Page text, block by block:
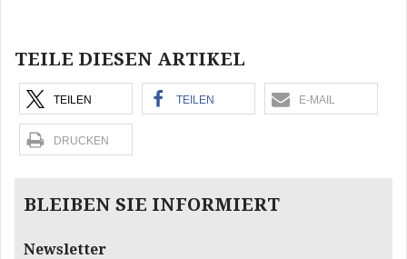
TEILE DIESEN ARTIKEL
TEILEN TEILEN E-MAIL
DRUCKEN
BLEIBEN SIE INFORMIERT
Newsletter